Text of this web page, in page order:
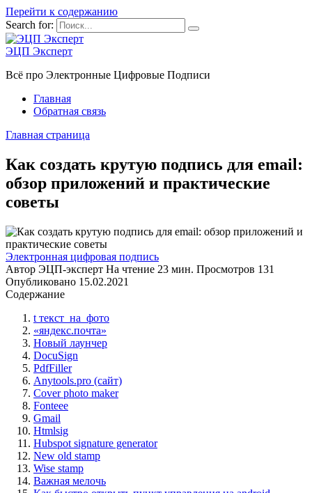
Перейти к содержанию
Search for:
ЭЦП Эксперт
Всё про Электронные Цифровые Подписи
Главная
Обратная связь
Главная страница
Как создать крутую подпись для email:
обзор приложений и практические
советы
Электронная цифровая подпись
Автор ЭЦП-эксперт На чтение 23 мин. Просмотров 131
Опубликовано 15.02.2021
Содержание
t текст_на_фото
«яндекс.почта»
Новый лаунчер
DocuSign
PdfFiller
Anytools.pro (сайт)
Cover photo maker
Fonteee
Gmail
Htmlsig
Hubspot signature generator
New old stamp
Wise stamp
Важная мелочь